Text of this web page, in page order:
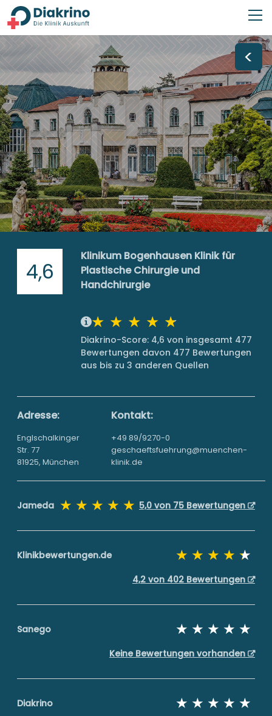
<
4,6
Klinikum Bogenhausen Klinik für
Plastische Chirurgie und
Handchirurgie
Diakrino-Score: 4,6 von insgesamt 477
Bewertungen davon 477 Bewertungen
aus bis zu 3 anderen Quellen
Adresse:
Englschalkinger
Str. 77
81925, München
Kontakt:
+49 89/9270-0
geschaeftsfuehrung@muenchen-
klinik.de
Jameda 5,0 von 75 Bewertungen
Klinikbewertungen.de
4,2 von 402 Bewertungen
Sanego
Keine Bewertungen vorhanden
Diakrino